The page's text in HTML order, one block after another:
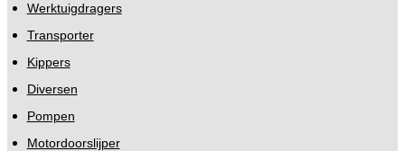
Werktuigdragers
Transporter
Kippers
Diversen
Pompen
Motordoorslijper